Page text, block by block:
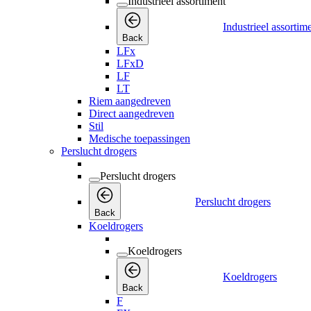
Back
Industrieel
LFx
LFxD
LF
LT
Riem aangedreven
Direct aangedreven
Stil
Medische toepassingen
Perslucht drogers
Perslucht drogers
Back
Perslucht drogers
Koeldrogers
Koeldrogers
Back
Koeldrogers
F